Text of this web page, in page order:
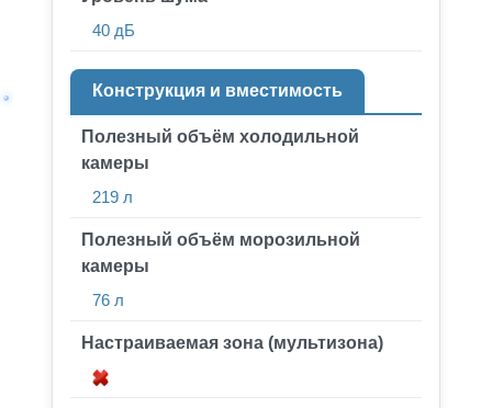
40 дБ
Конструкция и вместимость
Полезный объём холодильной
камеры
219 л
Полезный объём морозильной
камеры
76 л
Настраиваемая зона (мультизона)